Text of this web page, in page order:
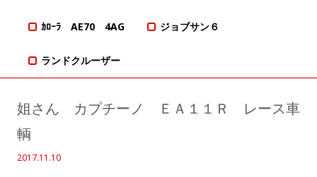
ｶﾛｰﾗ AE70 4AG ジョブサン６
ランドクルーザー
姐さん カプチーノ ＥＡ１１Ｒ レース車
輌
2017.11.10